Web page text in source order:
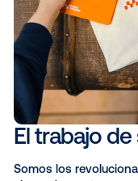
View More